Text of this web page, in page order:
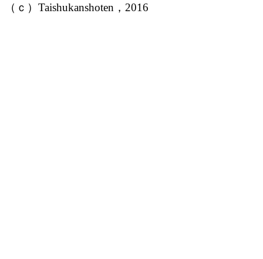
（ｃ）Taishukanshoten，2016